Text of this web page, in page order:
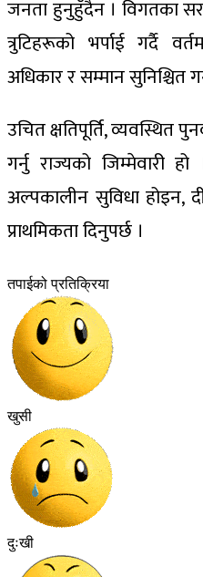
जनता हुनुहुँदैन । विगतका
त्रुटिहरूको भर्पाई गर्दै
अधिकार र सम्मान सुनिश्चित
उचित क्षतिपूर्ति, व्यवस्थित
गर्नु राज्यको जिम्मेवारी
अल्पकालीन सुविधा होइन,
प्राथमिकता दिनुपर्छ ।
तपाईको प्रतिक्रिया
खुसी
दुःखी